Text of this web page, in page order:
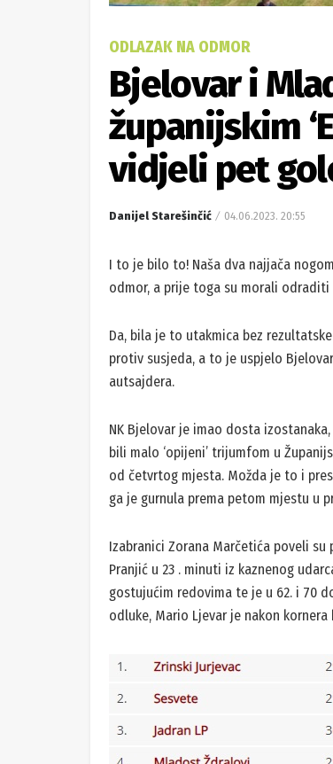
ODLAZAK NA ODMOR
Bjelovar i
županijskim
vidjeli pet
Danijel Starešinčić 04.06.2023. 20:55
I to je bilo to! Naša dva najjača
odmor, a prije toga su morali odraditi
Da, bila je to utakmica bez
protiv susjeda, a to je uspjelo
autsajdera.
NK Bjelovar je imao dosta
bili malo ‘opijeni’ trijumfom u
od četvrtog mjesta. Možda je to i
ga je gurnula prema petom mjestu u
Izabranici Zorana Marčetića poveli
Pranjić u 23 . minuti iz kaznenog
gostujućim redovima te je u 62. i 70
odluke, Mario Ljevar je nakon